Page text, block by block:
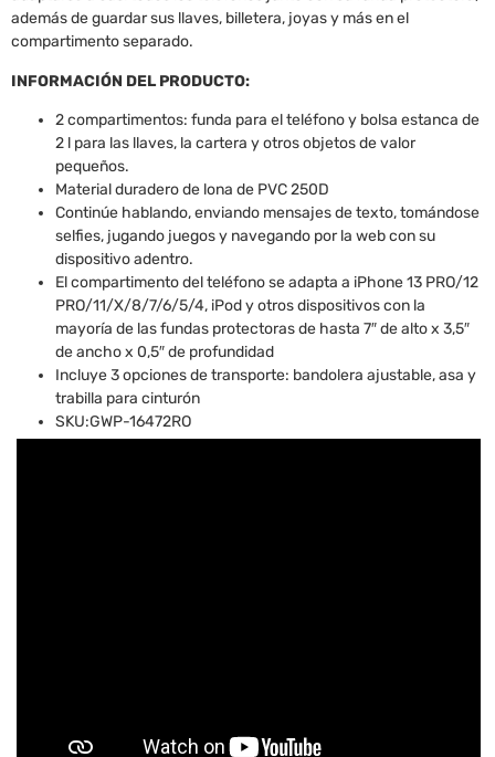
además de guardar sus llaves, billetera, joyas y más en el
compartimento separado.
INFORMACIÓN DEL PRODUCTO:
2 compartimentos: funda para el teléfono y bolsa estanca de
2 l para las llaves, la cartera y otros objetos de valor
pequeños.
Material duradero de lona de PVC 250D
Continúe hablando, enviando mensajes de texto, tomándose
selfies, jugando juegos y navegando por la web con su
dispositivo adentro.
El compartimento del teléfono se adapta a iPhone 13 PRO/12
PRO/11/X/8/7/6/5/4, iPod y otros dispositivos con la
mayoría de las fundas protectoras de hasta 7″ de alto x 3,5″
de ancho x 0,5″ de profundidad
Incluye 3 opciones de transporte: bandolera ajustable, asa y
trabilla para cinturón
SKU:GWP-16472RO